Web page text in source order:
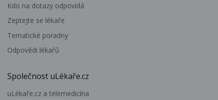
Kdo na dotazy odpovídá
Zeptejte se lékaře
Tematické poradny
Odpovědi lékařů
Společnost uLékaře.cz
uLékaře.cz a telemedicína